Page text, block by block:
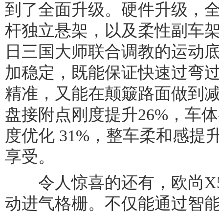
到了全面升级。硬件升级，
杆独立悬架，以及柔性副车
日三国大师联合调教的运动
加稳定，既能保证快速过弯
精准，又能在颠簸路面做到
盘接附点刚度提升26%，车
度优化 31%，整车柔和感提
享受。
令人惊喜的还有，欧尚
动进气格栅。不仅能通过智